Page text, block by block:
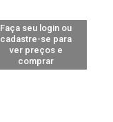
Faça seu login ou
cadastre-se para
ver preços e
comprar